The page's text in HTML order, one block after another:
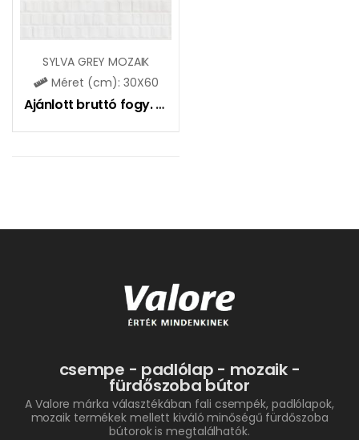
SYLVA GREY MOZAIK
Méret (cm): 30X60
Ajánlott bruttó fogy. ár:
csempe - padlólap - mozaik -
fürdőszoba bútor
A Valore márka választékában fali csempék, padlólapok,
mozaik termékek mellett kiváló minőségű fürdőszoba
bútorok is megtalálhatók.